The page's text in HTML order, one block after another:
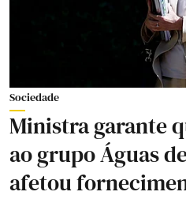
Sociedade
Ministra garante
ao grupo Águas
afetou